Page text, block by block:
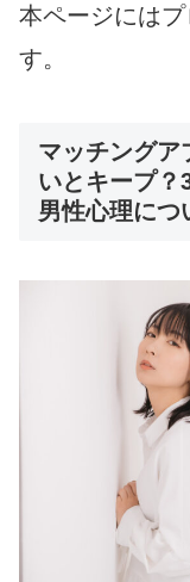
本ページには
す。
マッチングア
いとキープ？
男性心理につ